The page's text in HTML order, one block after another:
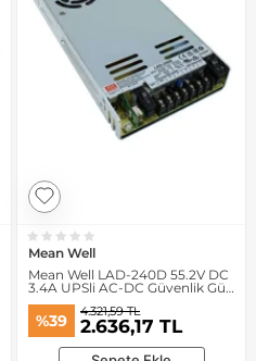
Mean Well
Mean Well LAD-240D 55.2V DC
3.4A UPSli AC-DC Güvenlik Güç
%39 4.321,59 TL
2.636,17 TL